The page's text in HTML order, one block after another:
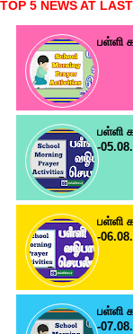
TOP 5 NEWS AT
பள்ளி
பள்ளி
-
பள்ளி
-
பள்ளி
-